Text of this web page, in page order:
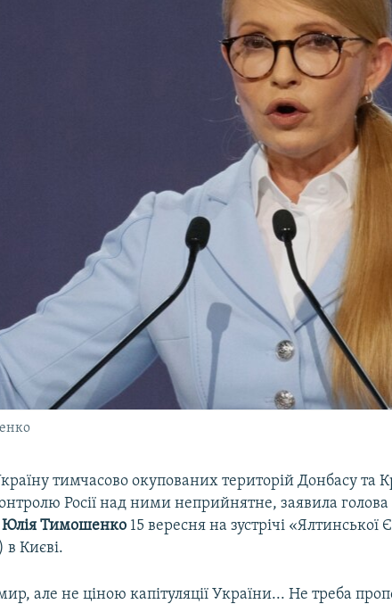
тимчасово окупованих територій Донбасу та
Росії над ними неприйнятне, заявила голова
Юлія Тимошенко 15 вересня на зустрічі «Ялтинської
в Києві.
але не ціною капітуляції України... Не треба